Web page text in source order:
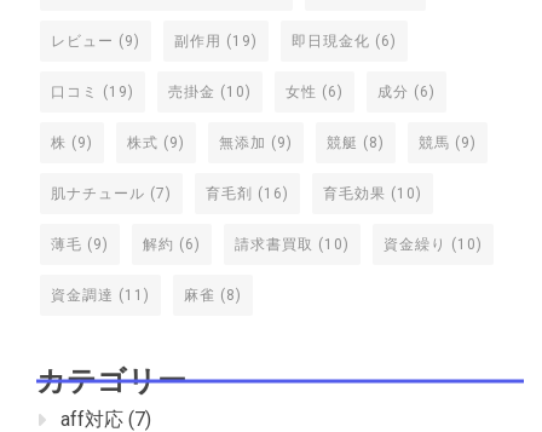
レビュー (9) 副作用 (19) 即日現金化 (6)
口コミ (19) 売掛金 (10) 女性 (6) 成分 (6)
株 (9) 株式 (9) 無添加 (9) 競艇 (8) 競馬 (9)
肌ナチュール (7) 育毛剤 (16) 育毛効果 (10)
薄毛 (9) 解約 (6) 請求書買取 (10) 資金繰り (10)
資金調達 (11) 麻雀 (8)
カテゴリー
aff対応 (7)